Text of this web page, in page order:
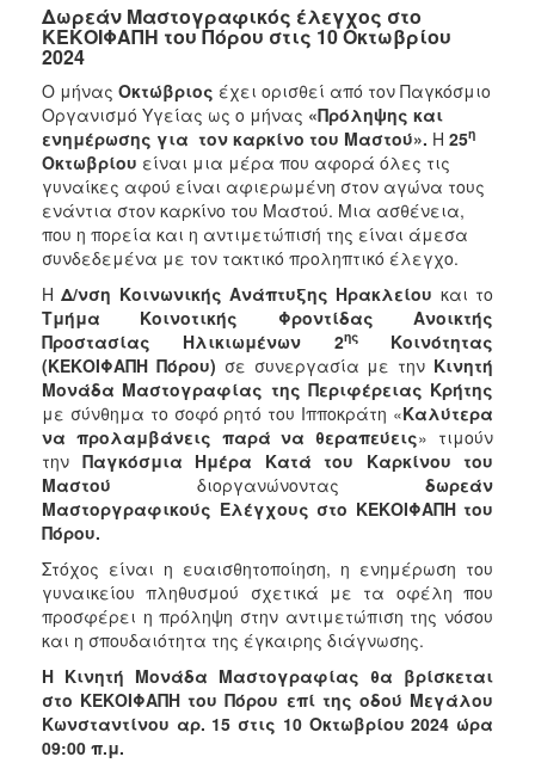
για
Οικονομική
Αδυναμία
&
Φυσικές
Καταστροφές
Κέντρα
Κοινοτικής
Φροντίδας
(Κ.Α.Π.Η.)
Δημιουργικής
Απασχόλησης
Παιδιών
(Κ.Δ.Α.Π.)
Κέντρα
Ημερήσιας
Φροντίδας
Ηλικιωμένων
(Κ.Η.Φ.Η.)
Κ.Δ.Α.Π.Α.μεΑ.
Αδειοδότηση
&
Έλεγχος
Βρεφονηπιακών
Σταθμών
Δημοτικό
Ιατρείο
Δωρεάν Μαστογραφικός έλεγχος στο
ΚΕΚΟΙΦΑΠΗ του Πόρου στις 10 Οκτωβρίου
2024
Ο μήνας Οκτώβριος έχει ορισθεί από τον Παγκόσμιο
Οργανισμό Υγείας ως ο μήνας «Πρόληψης και
ενημέρωσης για τον καρκίνο του Μαστού». Η 25η
Οκτωβρίου είναι μια μέρα που αφορά όλες τις
γυναίκες αφού είναι αφιερωμένη στον αγώνα τους
ενάντια στον καρκίνο του Μαστού. Μια ασθένεια,
που η πορεία και η αντιμετώπισή της είναι άμεσα
συνδεδεμένα με τον τακτικό προληπτικό έλεγχο.
ΗΔ/νση Κοινωνικής Ανάπτυξης Ηρακλείου και το
Τμήμα Κοινοτικής Φροντίδας Ανοικτής
Προστασίας Ηλικιωμένων 2ηςΚοινότητας
(ΚΕΚΟΙΦΑΠΗ Πόρου) σε συνεργασία με την Κινητή
Μονάδα Μαστογραφίας της Περιφέρειας Κρήτης
με σύνθημα το σοφό ρητό του Ιπποκράτη «Καλύτερα
να προλαμβάνεις παρά να θεραπεύεις» τιμούν
την Παγκόσμια Ημέρα Κατά του Καρκίνου του
Μαστού διοργανώνοντας δωρεάν
Μαστοργραφικούς Ελέγχους στο ΚΕΚΟΙΦΑΠΗ του
Πόρου.
Στόχος είναι η ευαισθητοποίηση, η ενημέρωση του
γυναικείου πληθυσμού σχετικά με τα οφέλη που
προσφέρει η πρόληψη στην αντιμετώπιση της νόσου
και η σπουδαιότητα της έγκαιρης διάγνωσης.
Η Κινητή Μονάδα Μαστογραφίας θα βρίσκεται
στο ΚΕΚΟΙΦΑΠΗ του Πόρου επί της οδού Μεγάλου
Κωνσταντίνου αρ. 15 στις 10 Οκτωβρίου 2024 ώρα
09:00 π.μ.